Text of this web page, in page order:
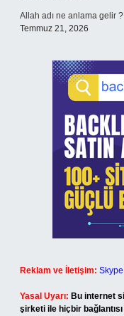
Allah adı ne anlama gelir ?
Temmuz 21, 2026
Reklam ve İletişim:
Yasal Uyarı: Bu internet
şirketi ile hiçbir